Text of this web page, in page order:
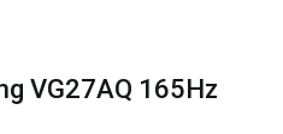
VG27AQ 165Hz